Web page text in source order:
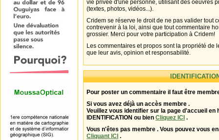
vie privée d'une personne, utilisant des oeuvres
(textes, photos, vidéos...).
Cridem se réserve le droit de ne pas valider tout
contrevenir à la loi, ainsi que tout commentaire
grossier. Merci pour votre participation à Cridem!
Les commentaires et propos sont la propriété de
que leur avis, opinion et responsabilité.
Pour poster un commentaire il faut être
Si vous avez déjà un accès membre .
Veuillez vous identifier sur la page d'accueil en
IDENTIFICATION ou bien Cliquez ICI .
Vous n'êtes pas membre . Vous pouvez vous
Cliquant ICI .